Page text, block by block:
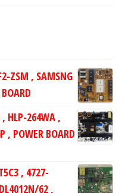
ZSM , SAMSNG
HLP-264WA ,
, POWER BOARD
, 4727-
62 ,